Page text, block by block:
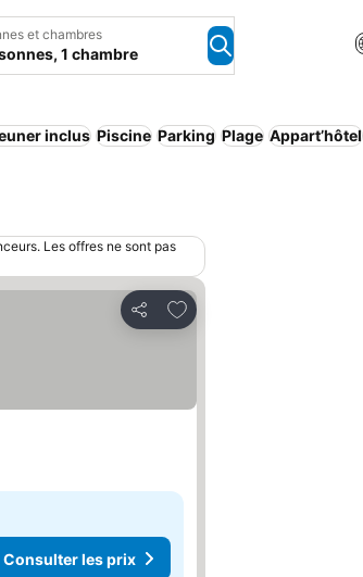
et chambres
1 chambre
inclus Piscine Parking Plage Appart’hôtel
Les offres ne sont pas
Partager
Ajouter à mes favoris
Consulter les prix